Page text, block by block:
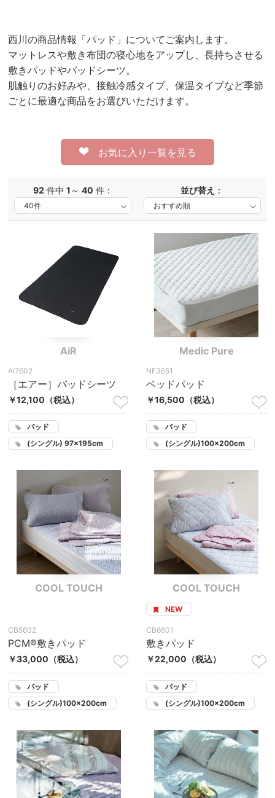
西川の商品情報「パッド」についてご案内します。
マットレスや敷き布団の寝心地をアップし、長持ちさせる
敷きパッドやパッドシーツ。
肌触りのお好みや、接触冷感タイプ、保温タイプなど季節
ごとに最適な商品をお選びいただけます。
お気に入り一覧を見る
92 件中 1 ～ 40 件： 並び替え ：
AiR
AI7602
［エアー］パッドシーツ
￥12,100 （税込）
パッド
(シングル) 97×195cm
Medic Pure
NF3651
ベッドパッド
￥16,500 （税込）
パッド
(シングル)100×200cm
COOL TOUCH
CB5602
PCM®敷きパッド
￥33,000 （税込）
パッド
(シングル)100×200cm
COOL TOUCH
NEW
CB6601
敷きパッド
￥22,000 （税込）
パッド
(シングル)100×200cm